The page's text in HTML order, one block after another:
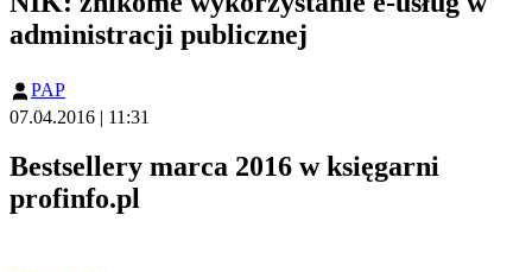
administracji publicznej
PAP
07.04.2016 | 11:31
Bestsellery marca 2016 w księgarni
profinfo.pl